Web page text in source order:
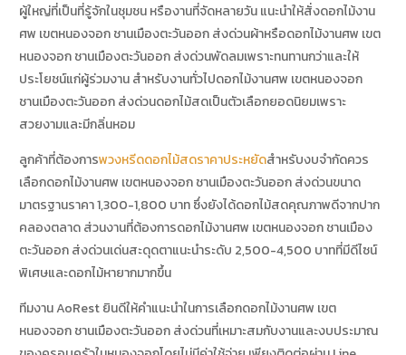
ผู้ใหญ่ที่เป็นที่รู้จักในชุมชน หรืองานที่จัดหลายวัน แนะนำให้สั่งดอกไม้งาน
ศพ เขตหนองจอก ชานเมืองตะวันออก ส่งด่วนผ้าหรือดอกไม้งานศพ เขต
หนองจอก ชานเมืองตะวันออก ส่งด่วนพัดลมเพราะทนทานกว่าและให้
ประโยชน์แก่ผู้ร่วมงาน สำหรับงานทั่วไปดอกไม้งานศพ เขตหนองจอก
ชานเมืองตะวันออก ส่งด่วนดอกไม้สดเป็นตัวเลือกยอดนิยมเพราะ
สวยงามและมีกลิ่นหอม
ลูกค้าที่ต้องการพวงหรีดดอกไม้สดราคาประหยัดสำหรับงบจำกัดควร
เลือกดอกไม้งานศพ เขตหนองจอก ชานเมืองตะวันออก ส่งด่วนขนาด
มาตรฐานราคา 1,300-1,800 บาท ซึ่งยังได้ดอกไม้สดคุณภาพดีจากปาก
คลองตลาด ส่วนงานที่ต้องการดอกไม้งานศพ เขตหนองจอก ชานเมือง
ตะวันออก ส่งด่วนเด่นสะดุดตาแนะนำระดับ 2,500-4,500 บาทที่มีดีไซน์
พิเศษและดอกไม้หายากมากขึ้น
ทีมงาน AoRest ยินดีให้คำแนะนำในการเลือกดอกไม้งานศพ เขต
หนองจอก ชานเมืองตะวันออก ส่งด่วนที่เหมาะสมกับงานและงบประมาณ